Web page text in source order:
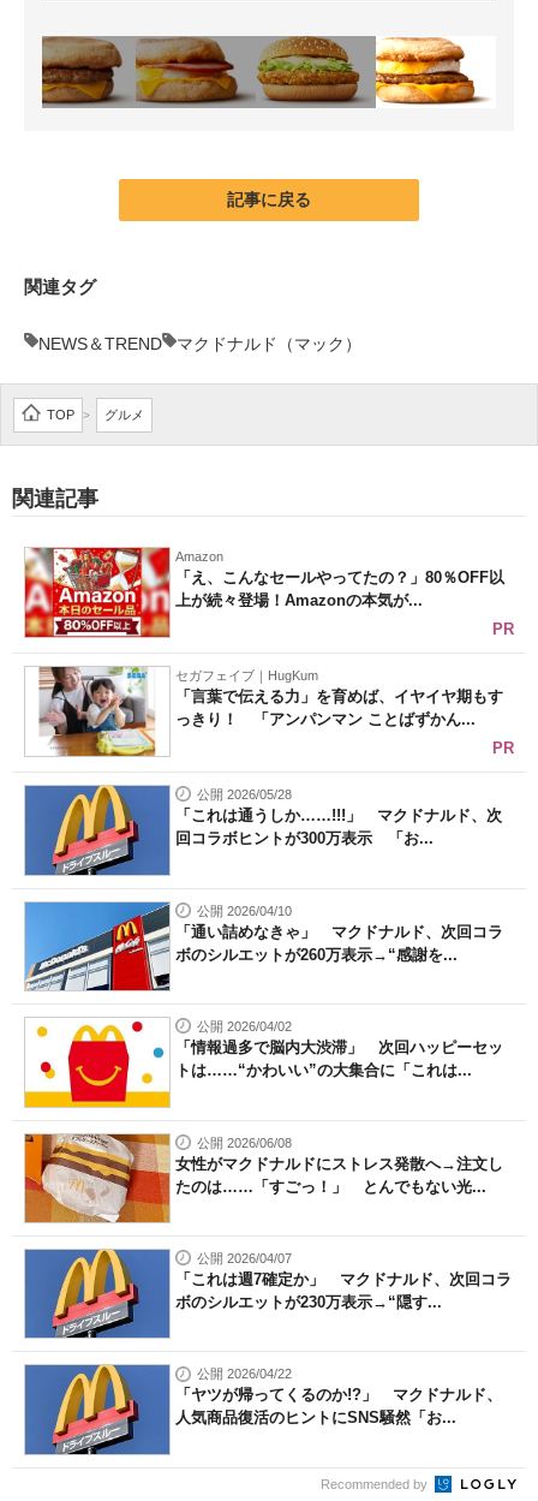
記事に戻る
関連タグ
NEWS＆TREND マクドナルド（マック）
TOP > グルメ
関連記事
Amazon
「え、こんなセールやってたの？」80％OFF以
上が続々登場！Amazonの本気が...
PR
セガフェイブ｜HugKum
「言葉で伝える力」を育めば、イヤイヤ期もす
っきり！ 「アンパンマン ことばずかん...
PR
公開 2026/05/28
「これは通うしか……!!!」 マクドナルド、次
回コラボヒントが300万表示 「お...
公開 2026/04/10
「通い詰めなきゃ」 マクドナルド、次回コラ
ボのシルエットが260万表示→“感謝を...
公開 2026/04/02
「情報過多で脳内大渋滞」 次回ハッピーセッ
トは……“かわいい”の大集合に「これは...
公開 2026/06/08
女性がマクドナルドにストレス発散へ→注文し
たのは……「すごっ！」 とんでもない光...
公開 2026/04/07
「これは週7確定か」 マクドナルド、次回コラ
ボのシルエットが230万表示→“隠す...
公開 2026/04/22
「ヤツが帰ってくるのか!?」 マクドナルド、
人気商品復活のヒントにSNS騒然「お...
Recommended by